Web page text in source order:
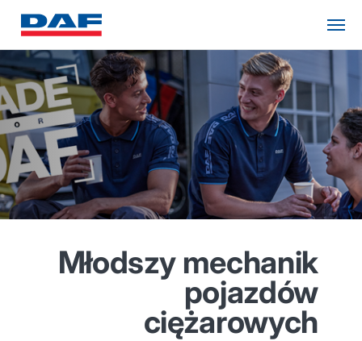
Młodszy mechanik
pojazdów
ciężarowych